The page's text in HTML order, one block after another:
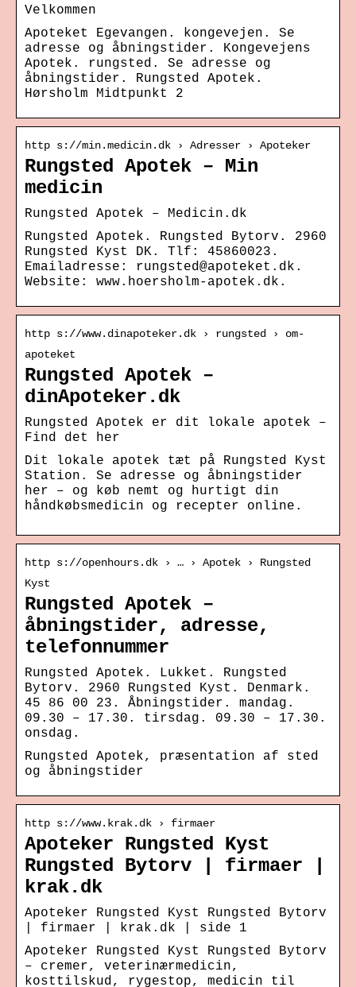
Velkommen
Apoteket Egevangen. kongevejen. Se
adresse og åbningstider. Kongevejens
Apotek. rungsted. Se adresse og
åbningstider. Rungsted Apotek.
Hørsholm Midtpunkt 2
http s://min.medicin.dk › Adresser › Apoteker
Rungsted Apotek – Min
medicin
Rungsted Apotek – Medicin.dk
Rungsted Apotek. Rungsted Bytorv. 2960
Rungsted Kyst DK. Tlf: 45860023.
Emailadresse: rungsted@apoteket.dk.
Website: www.hoersholm-apotek.dk.
http s://www.dinapoteker.dk › rungsted › om-
apoteket
Rungsted Apotek –
dinApoteker.dk
Rungsted Apotek er dit lokale apotek –
Find det her
Dit lokale apotek tæt på Rungsted Kyst
Station. Se adresse og åbningstider
her – og køb nemt og hurtigt din
håndkøbsmedicin og recepter online.
http s://openhours.dk › … › Apotek › Rungsted
Kyst
Rungsted Apotek –
åbningstider, adresse,
telefonnummer
Rungsted Apotek. Lukket. Rungsted
Bytorv. 2960 Rungsted Kyst. Denmark.
45 86 00 23. Åbningstider. mandag.
09.30 – 17.30. tirsdag. 09.30 – 17.30.
onsdag.
Rungsted Apotek, præsentation af sted
og åbningstider
http s://www.krak.dk › firmaer
Apoteker Rungsted Kyst
Rungsted Bytorv | firmaer |
krak.dk
Apoteker Rungsted Kyst Rungsted Bytorv
| firmaer | krak.dk | side 1
Apoteker Rungsted Kyst Rungsted Bytorv
– cremer, veterinærmedicin,
kosttilskud, rygestop, medicin til